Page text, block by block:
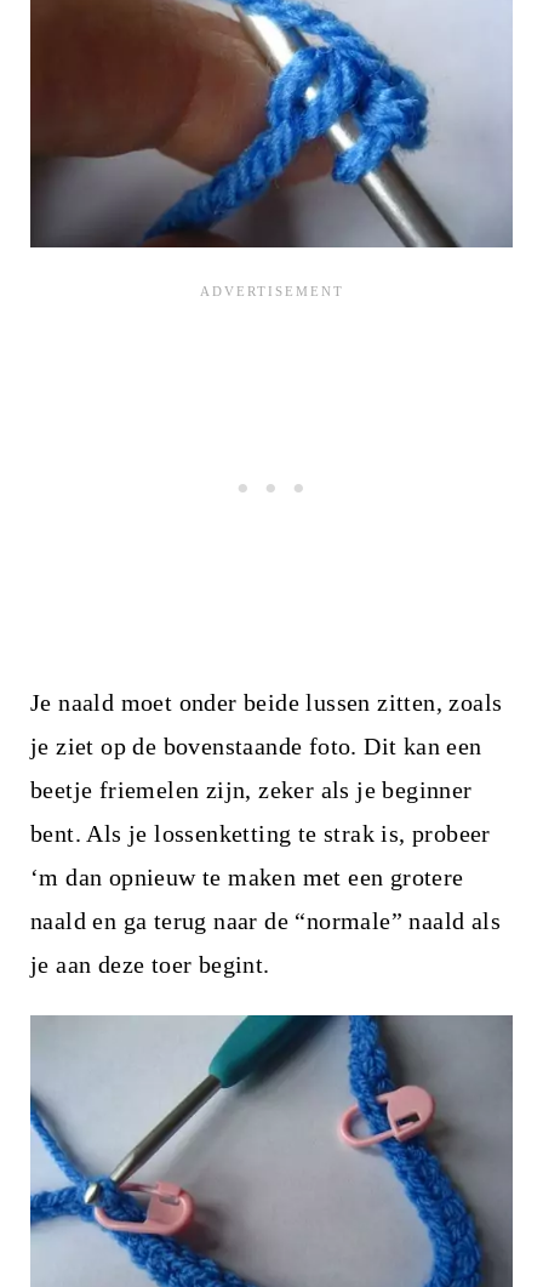
Je naald moet onder beide lussen zitten, zoals
je ziet op de bovenstaande foto. Dit kan een
beetje friemelen zijn, zeker als je beginner
bent. Als je lossenketting te strak is, probeer
‘m dan opnieuw te maken met een grotere
naald en ga terug naar de “normale” naald als
je aan deze toer begint.